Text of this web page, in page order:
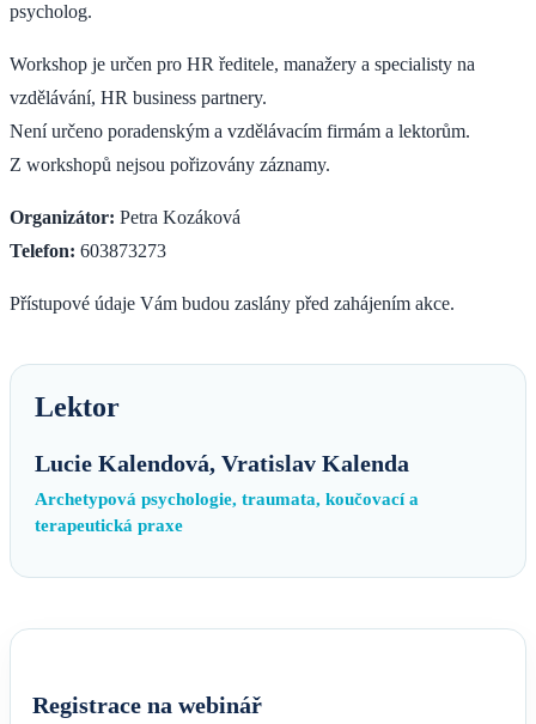
psycholog.
Workshop je určen pro HR ředitele, manažery a specialisty na
vzdělávání, HR business partnery.
Není určeno poradenským a vzdělávacím firmám a lektorům.
Z workshopů nejsou pořizovány záznamy.
Organizátor: Petra Kozáková
Telefon: 603873273
Přístupové údaje Vám budou zaslány před zahájením akce.
Lektor
Lucie Kalendová, Vratislav Kalenda
Archetypová psychologie, traumata, koučovací a
terapeutická praxe
Registrace na webinář